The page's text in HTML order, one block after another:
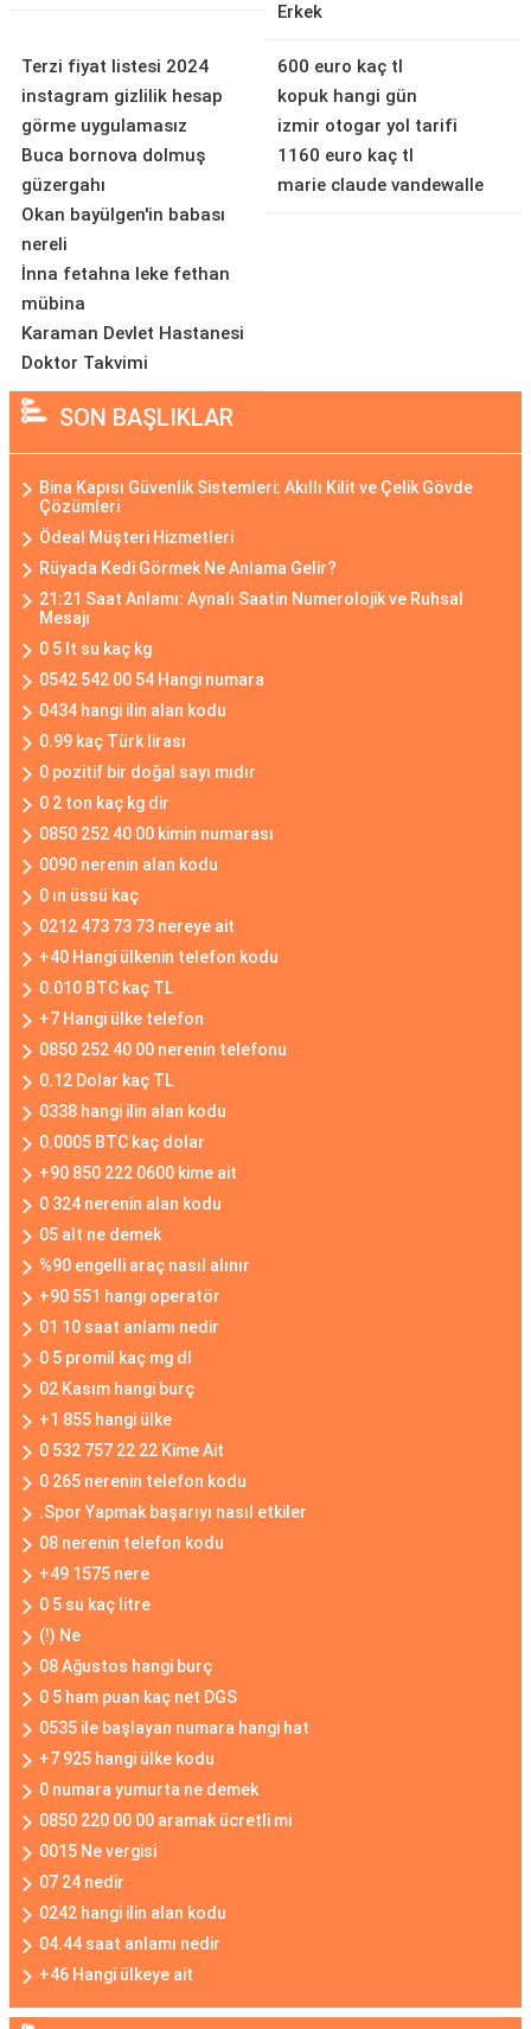
Erkek
Terzi fiyat listesi 2024
instagram gizlilik hesap
görme uygulamasız
Buca bornova dolmuş
güzergahı
Okan bayülgen'in babası
nereli
İnna fetahna leke fethan
mübina
Karaman Devlet Hastanesi
Doktor Takvimi
600 euro kaç tl
kopuk hangi gün
izmir otogar yol tarifi
1160 euro kaç tl
marie claude vandewalle
SON BAŞLIKLAR
Bina Kapısı Güvenlik Sistemleri: Akıllı Kilit ve Çelik Gövde
Çözümleri
Ödeal Müşteri Hizmetleri
Rüyada Kedi Görmek Ne Anlama Gelir?
21:21 Saat Anlamı: Aynalı Saatin Numerolojik ve Ruhsal
Mesajı
0 5 lt su kaç kg
0542 542 00 54 Hangi numara
0434 hangi ilin alan kodu
0.99 kaç Türk lirası
0 pozitif bir doğal sayı mıdır
0 2 ton kaç kg dir
0850 252 40 00 kimin numarası
0090 nerenin alan kodu
0 ın üssü kaç
0212 473 73 73 nereye ait
+40 Hangi ülkenin telefon kodu
0.010 BTC kaç TL
+7 Hangi ülke telefon
0850 252 40 00 nerenin telefonu
0.12 Dolar kaç TL
0338 hangi ilin alan kodu
0.0005 BTC kaç dolar
+90 850 222 0600 kime ait
0 324 nerenin alan kodu
05 alt ne demek
%90 engelli araç nasıl alınır
+90 551 hangi operatör
01 10 saat anlamı nedir
0 5 promil kaç mg dl
02 Kasım hangi burç
+1 855 hangi ülke
0 532 757 22 22 Kime Ait
0 265 nerenin telefon kodu
.Spor Yapmak başarıyı nasıl etkiler
08 nerenin telefon kodu
+49 1575 nere
0 5 su kaç litre
(!) Ne
08 Ağustos hangi burç
0 5 ham puan kaç net DGS
0535 ile başlayan numara hangi hat
+7 925 hangi ülke kodu
0 numara yumurta ne demek
0850 220 00 00 aramak ücretli mi
0015 Ne vergisi
07 24 nedir
0242 hangi ilin alan kodu
04.44 saat anlamı nedir
+46 Hangi ülkeye ait